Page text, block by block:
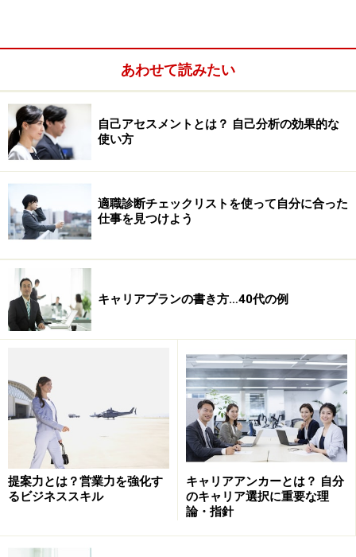
＜目次＞
「ライフキャリアレインボー」とは？
「ライフキャリアレインボー」から考えるあなたのキャ
リア
「ライフキャリアレインボー」とは？
この考え方を説明しているのが、「
ンボー 」という図です（下図参照）。この「虹」は、人
生における代表的な役割の変化や重なりとその変化を表
しています。
あわせて読みたい
自己アセスメントとは？ 自己分析の効果的な
使い方
適職診断チェックリストを使って自分に合った
仕事を見つけよう
キャリアプランの書き方…40代の例
提案力とは？営業力を強化す
るビジネススキル
キャリアアンカーとは？ 自分
のキャリア選択に重要な理
論・指針